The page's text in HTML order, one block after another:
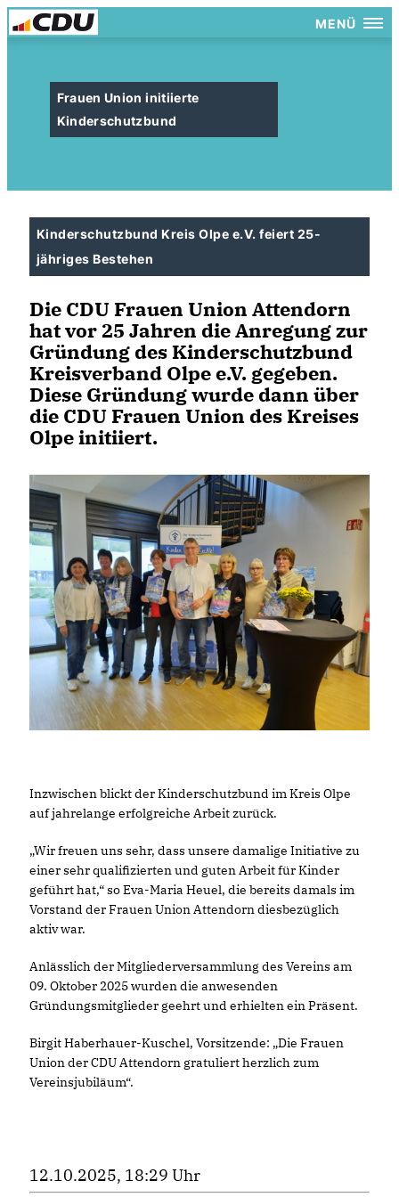
MENÜ
Frauen Union initiierte
Kinderschutzbund
Kinderschutzbund Kreis Olpe e.V. feiert 25-
jähriges Bestehen
Die CDU Frauen Union Attendorn
hat vor 25 Jahren die Anregung zur
Gründung des Kinderschutzbund
Kreisverband Olpe e.V. gegeben.
Diese Gründung wurde dann über
die CDU Frauen Union des Kreises
Olpe initiiert.
Inzwischen blickt der Kinderschutzbund im Kreis Olpe
auf jahrelange erfolgreiche Arbeit zurück.
Wir freuen uns sehr, dass unsere damalige Initiative zu
einer sehr qualifizierten und guten Arbeit für Kinder
geführt hat,“ so Eva-Maria Heuel, die bereits damals im
Vorstand der Frauen Union Attendorn diesbezüglich
aktiv war.
Anlässlich der Mitgliederversammlung des Vereins am
09. Oktober 2025 wurden die anwesenden
Gründungsmitglieder geehrt und erhielten ein Präsent.
Birgit Haberhauer-Kuschel, Vorsitzende: „Die Frauen
Union der CDU Attendorn gratuliert herzlich zum
Vereinsjubiläum“.
12.10.2025, 18:29 Uhr